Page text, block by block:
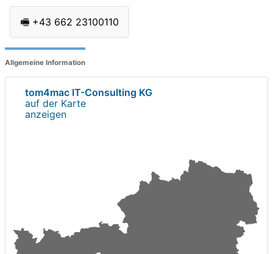
🖷 +43 662 23100110
Allgemeine Information
tom4mac IT-Consulting KG
auf der Karte
anzeigen